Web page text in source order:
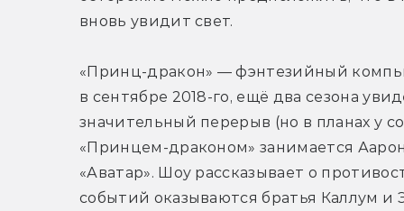
вновь увидит свет.
«Принц-дракон» — фэнтезийный
в сентябре 2018-го, ещё два сезона
значительный перерыв (но в планах у
«Принцем-драконом» занимается
«Аватар». Шоу рассказывает о
событий оказываются братья Каллум